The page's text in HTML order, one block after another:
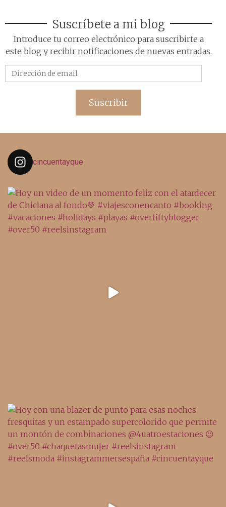
Suscríbete a mi blog
Introduce tu correo electrónico para suscribirte a
este blog y recibir notificaciones de nuevas entradas.
de
Suscribir
cincuentayque